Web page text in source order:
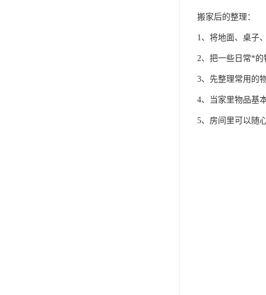
搬家后的整理：
1、将地面、桌子
2、把一些日常*
3、先整理常用的
4、当家里物品基
5、房间里可以随